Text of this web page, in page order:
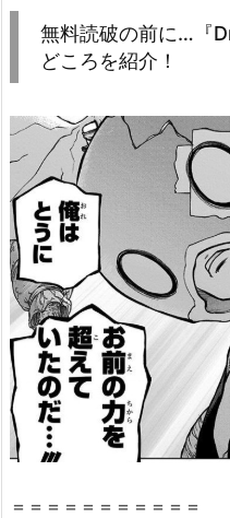
に…
『D
T
O
N
巻』
無料読破の前に…『
どころを紹介！
＝＝＝＝＝＝＝＝＝＝＝